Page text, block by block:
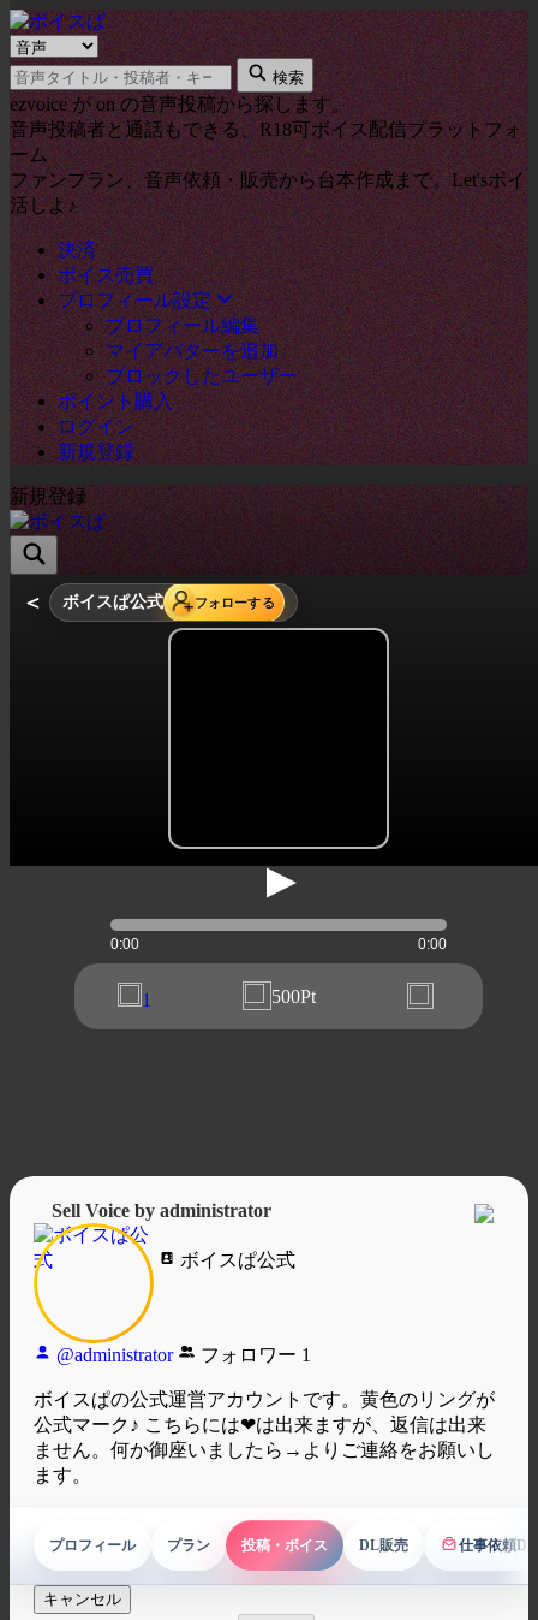
検
索
タ
イ
プ
キ
ー
ワ
ー
ド
検索
ezvoice が on の音声投稿から探します。
音声投稿者と通話もできる、R18可ボイス配信プラットフォ
ーム
ファンプラン、音声依頼・販売から台本作成まで。Let'sボイ
活しよ♪
決済
ボイス売買
プロフィール設定
プロフィール編集
マイアバターを追加
ブロックしたユーザー
ポイント購入
ログイン
新規登録
新規登録
＜ ボイスぱ公式 フォローする
0:00 0:00
1 500Pt
Sell Voice by administrator
ボイスぱ公式
@administrator フォロワー 1
ボイスぱの公式運営アカウントです。黄色のリングが
公式マーク♪ こちらには❤は出来ますが、返信は出来
ません。何か御座いましたら→よりご連絡をお願いし
ます。
プロフィール プラン 投稿・ボイス DL販売 仕事依頼
ボイス依頼
キャンセル